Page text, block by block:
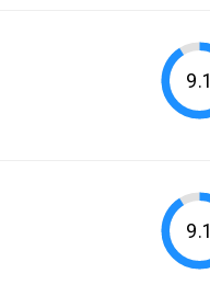
9.1
9.1